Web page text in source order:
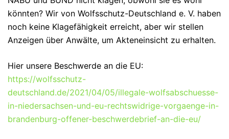
könnten? Wir von Wolfsschutz-Deutschland e. V. haben
noch keine Klagefähigkeit erreicht, aber wir stellen
Anzeigen über Anwälte, um Akteneinsicht zu erhalten.
Hier unsere Beschwerde an die EU:
https://wolfsschutz-
deutschland.de/2021/04/05/illegale-wolfsabschuesse-
in-niedersachsen-und-eu-rechtswidrige-vorgaenge-in-
brandenburg-offener-beschwerdebrief-an-die-eu/